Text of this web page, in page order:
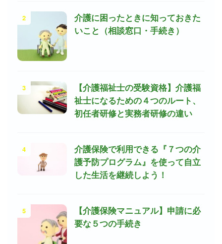
2
介護に困ったときに知っておきた
いこと（相談窓口・手続き）
3
【介護福祉士の受験資格】介護福
祉士になるための４つのルート、
初任者研修と実務者研修の違い
4
介護保険で利用できる『７つの介
護予防プログラム』を使って自立
した生活を継続しよう！
5
【介護保険マニュアル】申請に必
要な５つの手続き